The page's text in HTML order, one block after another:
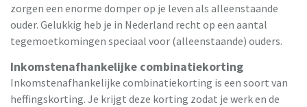
zorgen een enorme domper op je leven als alleenstaande
ouder. Gelukkig heb je in Nederland recht op een aantal
tegemoetkomingen speciaal voor (alleenstaande) ouders.
Inkomstenafhankelijke combinatiekorting
Inkomstenafhankelijke combinatiekorting is een soort van
heffingskorting. Je krijgt deze korting zodat je werk en de